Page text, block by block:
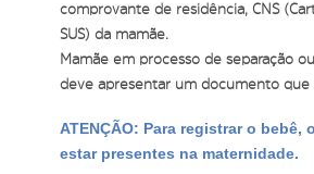
comprovante de residência, CNS
SUS) da mamãe.
Mamãe em processo de separação
deve apresentar um documento que
ATENÇÃO: Para registrar o bebê,
estar presentes na maternidade.